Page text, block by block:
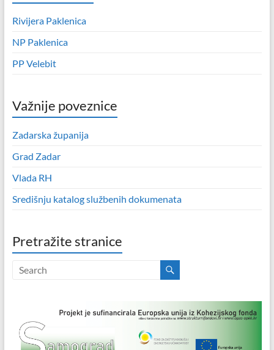
Rivijera Paklenica
NP Paklenica
PP Velebit
Važnije poveznice
Zadarska županija
Grad Zadar
Vlada RH
Središnju katalog službenih dokumenata
Pretražite stranice